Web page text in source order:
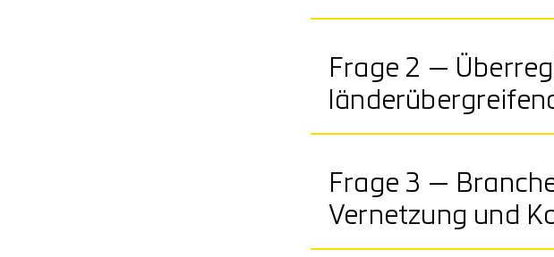
Frage 2 —
Frage 3 —
Vernetzung und